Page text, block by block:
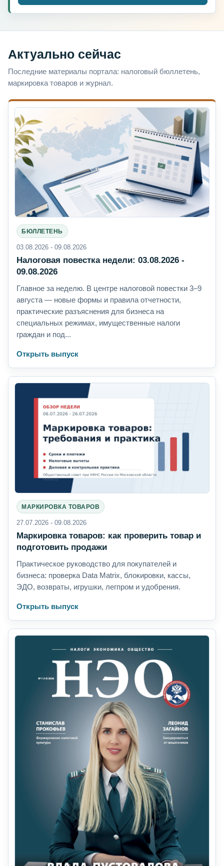
Актуально сейчас
Последние материалы портала: налоговый бюллетень,
маркировка товаров и журнал.
БЮЛЛЕТЕНЬ
03.08.2026 - 09.08.2026
Налоговая повестка недели: 03.08.2026 -
09.08.2026
Главное за неделю. В центре налоговой повестки 3–9
августа — новые формы и правила отчетности,
практические разъяснения для бизнеса на
специальных режимах, имущественные налоги
граждан и под...
Открыть выпуск
МАРКИРОВКА ТОВАРОВ
27.07.2026 - 09.08.2026
Маркировка товаров: как проверить товар и
подготовить продажи
Практическое руководство для покупателей и
бизнеса: проверка Data Matrix, блокировки, кассы,
ЭДО, возвраты, игрушки, легпром и удобрения.
Открыть выпуск